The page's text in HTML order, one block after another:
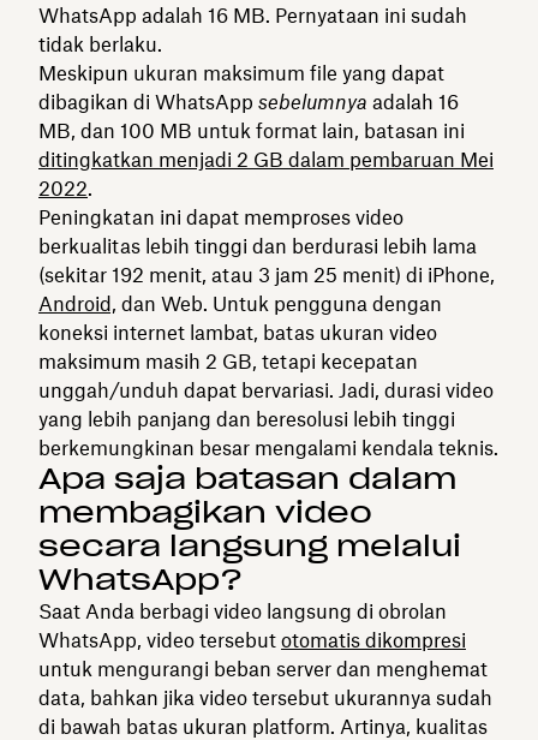
WhatsApp adalah 16 MB. Pernyataan ini sudah
tidak berlaku.
Meskipun ukuran maksimum file yang dapat
dibagikan di WhatsApp sebelumnya adalah 16
MB, dan 100 MB untuk format lain, batasan ini
ditingkatkan menjadi 2 GB dalam pembaruan Mei
2022.
Peningkatan ini dapat memproses video
berkualitas lebih tinggi dan berdurasi lebih lama
(sekitar 192 menit, atau 3 jam 25 menit) di iPhone,
Android, dan Web. Untuk pengguna dengan
koneksi internet lambat, batas ukuran video
maksimum masih 2 GB, tetapi kecepatan
unggah/unduh dapat bervariasi. Jadi, durasi video
yang lebih panjang dan beresolusi lebih tinggi
berkemungkinan besar mengalami kendala teknis.
Apa saja batasan dalam
membagikan video
secara langsung melalui
WhatsApp?
Saat Anda berbagi video langsung di obrolan
WhatsApp, video tersebut otomatis dikompresi
untuk mengurangi beban server dan menghemat
data, bahkan jika video tersebut ukurannya sudah
di bawah batas ukuran platform. Artinya, kualitas